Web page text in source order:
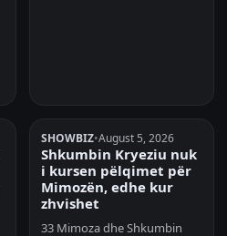
SHOWBIZ•August 5, 2026
Shkumbin Kryeziu nuk
i kursen pëlqimet për
Mimozën, edhe kur
zhvishet
33 Mimoza dhe Shkumbin